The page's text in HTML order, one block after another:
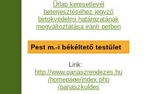
Űrlap keresetlevél
beterjesztéséhez jegyző
birtokvédelmi határozatának
megváltoztatása iránti perben
Pest m.-i békéltető testület
Link:
http://www.panaszrendezes.hu
/homepage/index.php
/panaszkuldes